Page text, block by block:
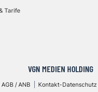
Tarife
VGN MEDIEN HOLDING
AGB / ANB Kontakt-Datenschutz